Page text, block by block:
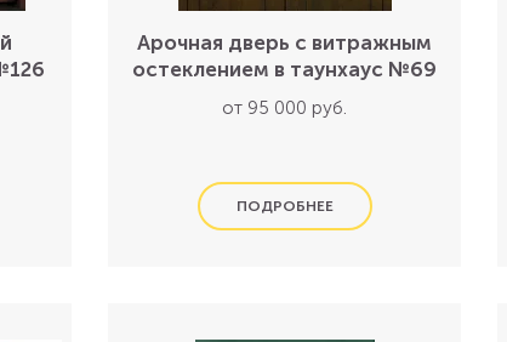
Арочная дверь с витражным
остеклением в таунхаус №69
от 95 000 руб.